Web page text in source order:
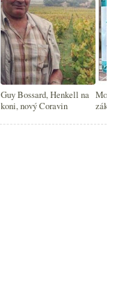
Guy Bossard, Henkell na
koni, nový Coravin